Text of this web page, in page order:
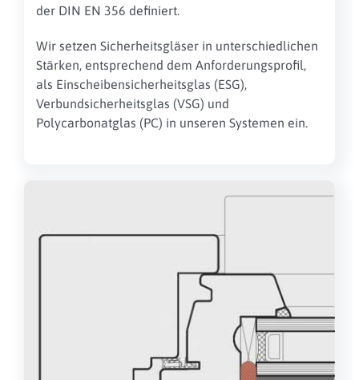
der DIN EN 356 definiert.
Wir setzen Sicherheitsgläser in unterschiedlichen
Stärken, entsprechend dem Anforderungsprofil,
als Einscheibensicherheitsglas (ESG),
Verbundsicherheitsglas (VSG) und
Polycarbonatglas (PC) in unseren Systemen ein.